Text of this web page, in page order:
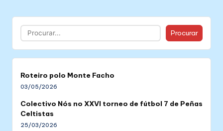
Buscar Procurar
Roteiro polo Monte Facho
03/05/2026
Colectivo Nós no XXVI torneo de fútbol 7 de Peñas
Celtistas
25/03/2026